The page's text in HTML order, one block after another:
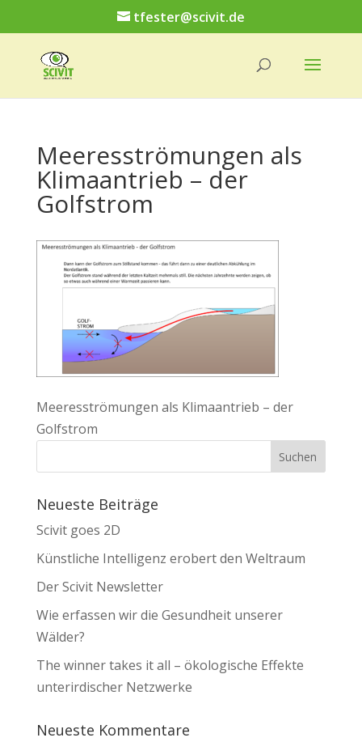
tfester@scivit.de
Meeresströmungen als
Klimaantrieb – der
Golfstrom
Meeresströmungen als Klimaantrieb – der
Golfstrom
Neueste Beiträge
Scivit goes 2D
Künstliche Intelligenz erobert den Weltraum
Der Scivit Newsletter
Wie erfassen wir die Gesundheit unserer
Wälder?
The winner takes it all – ökologische Effekte
unterirdischer Netzwerke
Neueste Kommentare